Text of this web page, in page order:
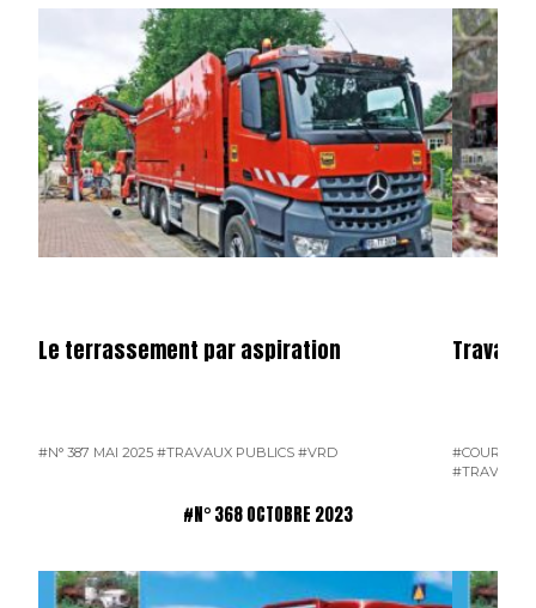
Le terrassement par aspiration
#N° 387 MAI 2025 #TRAVAUX PUBLICS #VRD
#COURRIER
#TRAVAUX
#N° 368 OCTOBRE 2023